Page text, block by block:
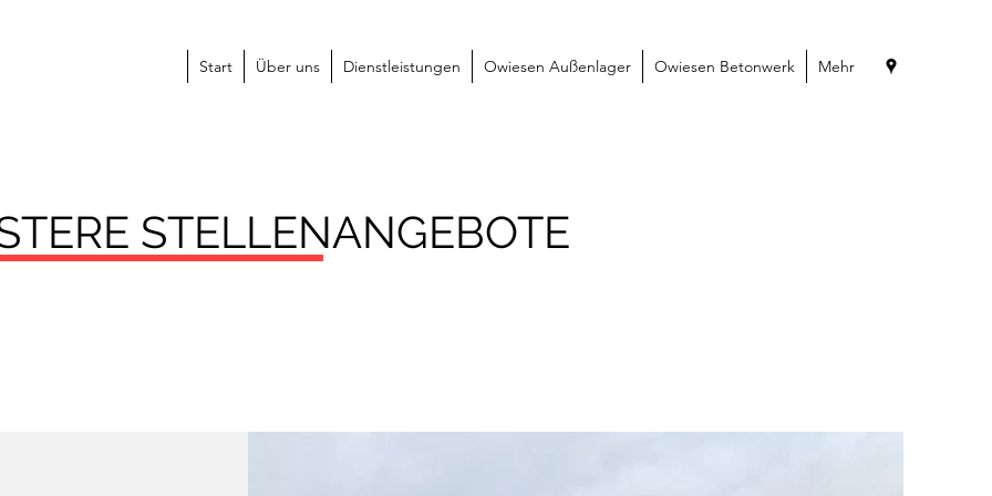
Start Über uns Dienstleistungen Owiesen Außenlager Owiesen Betonwerk Mehr
STELLENANGEBOTE